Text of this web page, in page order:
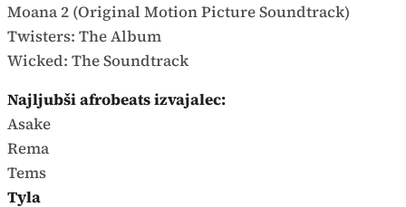
Moana 2 (Original Motion Picture Soundtrack)
Twisters: The Album
Wicked: The Soundtrack
Najljubši afrobeats izvajalec:
Asake
Rema
Tems
Tyla